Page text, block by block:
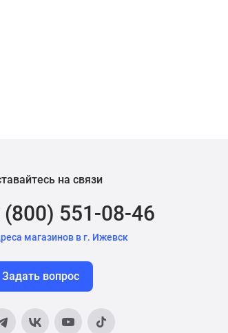
на связи
(800) 551-08-46
магазинов в г. Ижевск
Задать вопрос